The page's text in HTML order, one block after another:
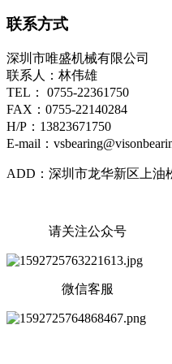
联系方式
深圳市唯盛机械有限公司
联系人：林伟雄
TEL： 0755-22361750
FAX：0755-22140284
H/P：13823671750
E-mail：
ADD：深圳市龙华新区上油
请关注公众号
微信客服